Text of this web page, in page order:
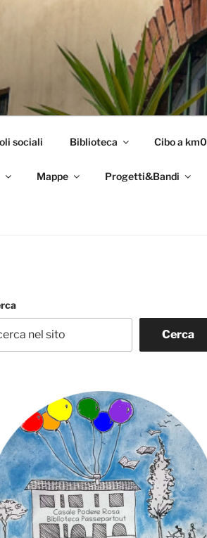
sociali Biblioteca Cibo a km0
Mappe Progetti&Bandi
Cerca